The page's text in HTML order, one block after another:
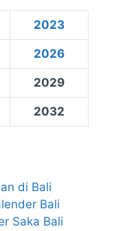
2023
2026
2029
2032
di Bali
Bali
Saka Bali